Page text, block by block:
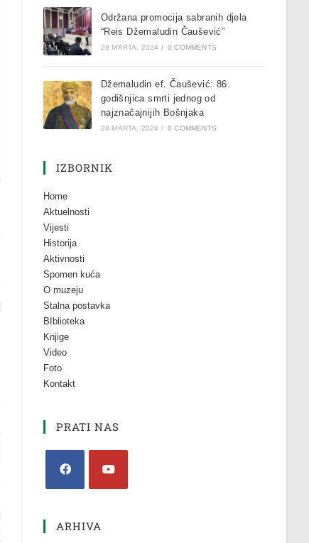
Održana promocija sabranih djela
“Reis Džemaludin Čaušević”
29 MARTA, 2024 / 0 COMMENTS
Džemaludin ef. Čaušević: 86.
godišnjica smrti jednog od
najznačajnijih Bošnjaka
28 MARTA, 2024 / 0 COMMENTS
IZBORNIK
Home
Aktuelnosti
Vijesti
Historija
Aktivnosti
Spomen kuća
O muzeju
Stalna postavka
BIblioteka
Knjige
Video
Foto
Kontakt
PRATI NAS
ARHIVA